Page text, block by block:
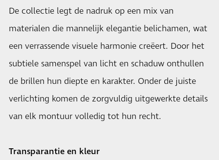
De collectie legt de nadruk op een mix van
materialen die mannelijk elegantie belichamen, wat
een verrassende visuele harmonie creëert. Door het
subtiele samenspel van licht en schaduw onthullen
de brillen hun diepte en karakter. Onder de juiste
verlichting komen de zorgvuldig uitgewerkte details
van elk montuur volledig tot hun recht.
Transparantie en kleur